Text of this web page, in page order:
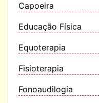
Capoeira
Educação Física
Equoterapia
Fisioterapia
Fonoaudilogia